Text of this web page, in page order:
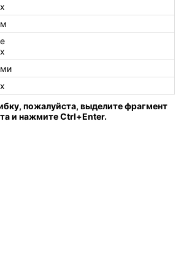
пожалуйста, выделите фрагмент
и нажмите Ctrl+Enter.